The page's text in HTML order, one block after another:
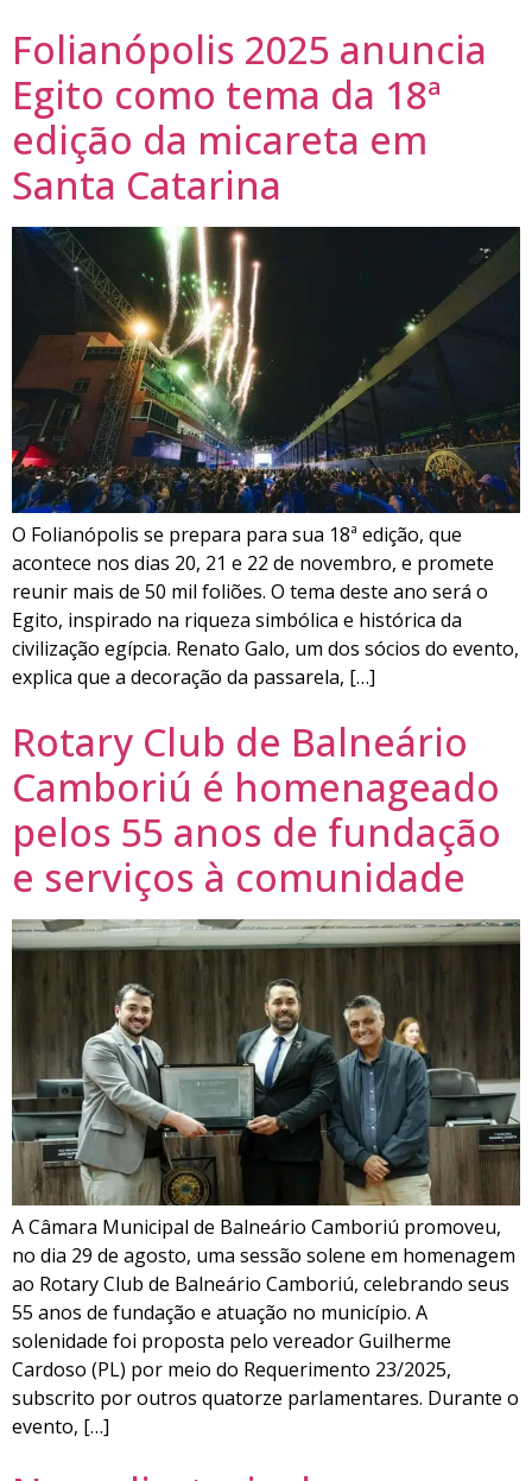
Folianópolis 2025 anuncia
Egito como tema da 18ª
edição da micareta em
Santa Catarina
O Folianópolis se prepara para sua 18ª edição, que
acontece nos dias 20, 21 e 22 de novembro, e promete
reunir mais de 50 mil foliões. O tema deste ano será o
Egito, inspirado na riqueza simbólica e histórica da
civilização egípcia. Renato Galo, um dos sócios do evento,
explica que a decoração da passarela, […]
Rotary Club de Balneário
Camboriú é homenageado
pelos 55 anos de fundação
e serviços à comunidade
A Câmara Municipal de Balneário Camboriú promoveu,
no dia 29 de agosto, uma sessão solene em homenagem
ao Rotary Club de Balneário Camboriú, celebrando seus
55 anos de fundação e atuação no município. A
solenidade foi proposta pelo vereador Guilherme
Cardoso (PL) por meio do Requerimento 23/2025,
subscrito por outros quatorze parlamentares. Durante o
evento, […]